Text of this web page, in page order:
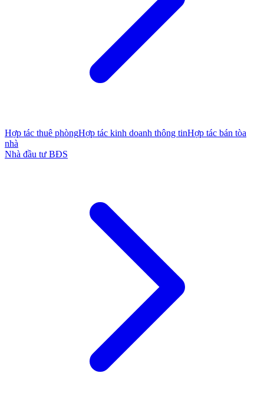
Hợp tác thuê phòngHợp tác kinh doanh thông tinHợp tác bán tòa
nhà
Nhà đầu tư BĐS